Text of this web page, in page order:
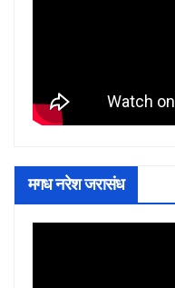
मगध नरेश जरासंध